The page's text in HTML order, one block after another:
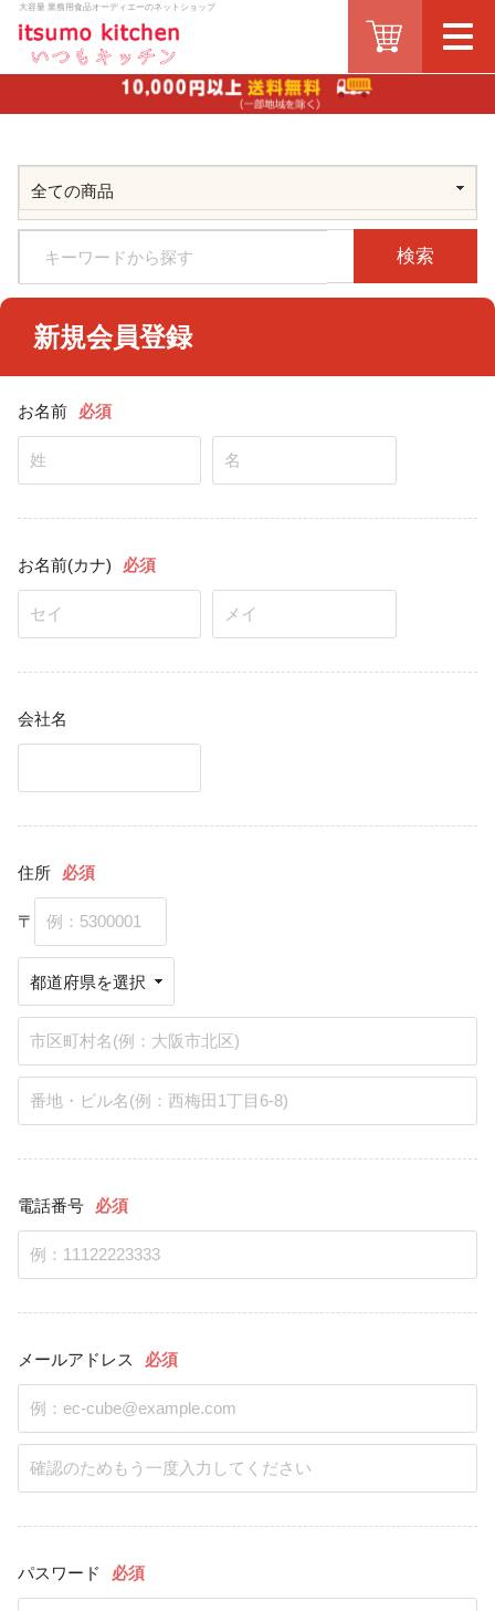
大容量 業務用食品オーディエーのネットショップ
検索
新規会員登録
お名前 必須
お名前(カナ) 必須
会社名
住所 必須
〒
電話番号 必須
メールアドレス 必須
パスワード 必須